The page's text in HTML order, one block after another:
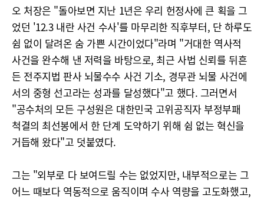
오 처장은 "돌아보면 지난 1년은 우리 헌정사에 큰 획을 그
었던 '12.3 내란 사건 수사'를 마무리한 직후부터, 단 하루도
쉼 없이 달려온 숨 가쁜 시간이었다"라며 "거대한 역사적
사건을 완수해 낸 저력을 바탕으로, 최근 사법 신뢰를 뒤흔
든 전주지법 판사 뇌물수수 사건 기소, 경무관 뇌물 사건에
서의 중형 선고라는 성과를 달성했다"고 했다. 그러면서
"공수처의 모든 구성원은 대한민국 고위공직자 부정부패
척결의 최선봉에서 한 단계 도약하기 위해 쉼 없는 혁신을
거듭해 왔다"고 덧붙였다.
그는 "외부로 다 보여드릴 수는 없었지만, 내부적으로는 그
어느 때보다 역동적으로 움직이며 수사 역량을 고도화했고,